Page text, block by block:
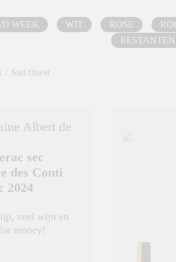
D WEEK WIT ROSE
RESTANTEN
/ Sud Ouest
Albert de
sec
des Conti
2024
veel wijn en
money!